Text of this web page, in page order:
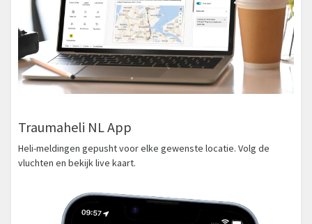
Traumaheli NL App
Heli-meldingen gepusht voor elke gewenste locatie. Volg de
vluchten en bekijk live kaart.